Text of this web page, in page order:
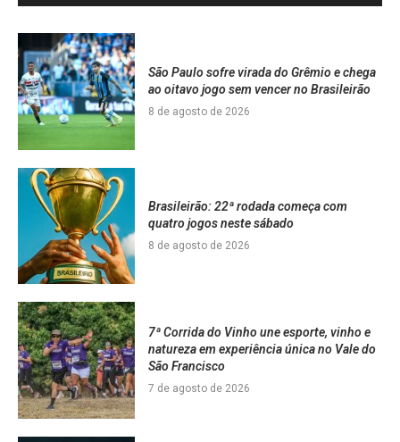
São Paulo sofre virada do Grêmio e chega
ao oitavo jogo sem vencer no Brasileirão
8 de agosto de 2026
Brasileirão: 22ª rodada começa com
quatro jogos neste sábado
8 de agosto de 2026
7ª Corrida do Vinho une esporte, vinho e
natureza em experiência única no Vale do
São Francisco
7 de agosto de 2026